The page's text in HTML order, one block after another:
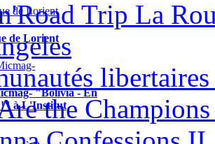
de Lorient
"Bolivia - En
!" à L'Institut
Trip La
libertaires
the